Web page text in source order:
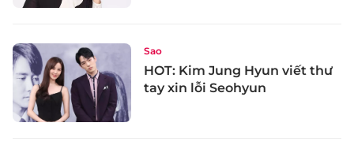
Sao
HOT: Kim Jung Hyun viết thư
tay xin lỗi Seohyun